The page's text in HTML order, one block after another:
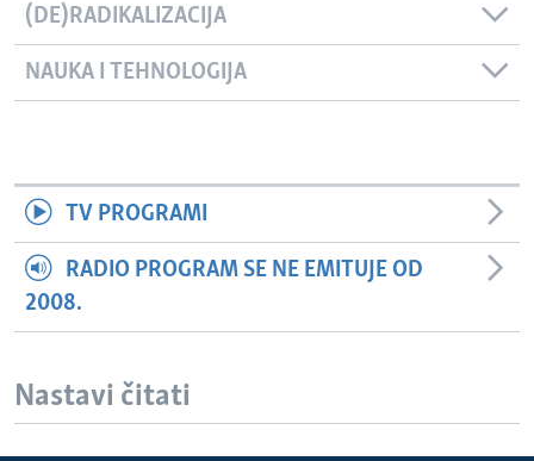
(DE)RADIKALIZACIJA
NAUKA I TEHNOLOGIJA
TV PROGRAMI
RADIO PROGRAM SE NE EMITUJE OD
2008.
Nastavi čitati